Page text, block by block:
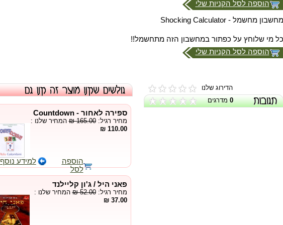
הוספה לסל הקניות שלי
מחשבון מחשמל - Shocking Calculator
כל מי שלוחץ על כפתור במחשבון הזה מתחשמל!!
הוספה לסל הקניות שלי
הדירוג שלנו
0מדרגים
ספירה לאחור - Countdown
מחיר רגיל:₪ 165.00המחיר שלנו :
110.00 ₪
הוספה
לסל
למידע נוסף
פאני היל / ג'ון קליילנד
מחיר רגיל:₪ 52.00המחיר שלנו :
37.00 ₪